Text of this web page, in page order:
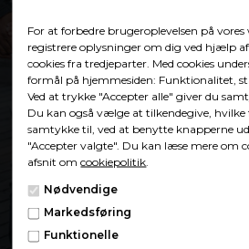
For at forbedre brugeroplevelsen på
registrere oplysninger om dig ved hjælp
cookies fra tredjeparter. Med cookies
formål på hjemmesiden: Funktionalitet,
Ved at trykke "Accepter alle" giver du
Du kan også vælge at tilkendegive,
samtykke til, ved at benytte knapperne
"Accepter valgte". Du kan læse mere om
afsnit omcookiepolitik
Nødvendige
Markedsføring
Funktionelle